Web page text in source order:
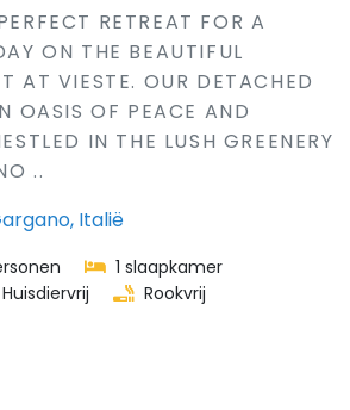
RETREAT FOR A
ON THE BEAUTIFUL
AT VIESTE. OUR DETACHED
OASIS OF PEACE AND
IN THE LUSH GREENERY
..
Italië
1 slaapkamer
Huisdiervrij Rookvrij